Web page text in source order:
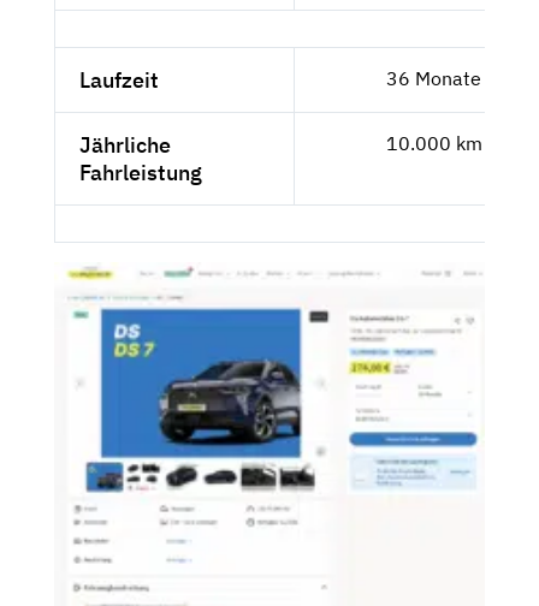
Laufzeit 36 Monate
Jährliche
Fahrleistung
10.000 km